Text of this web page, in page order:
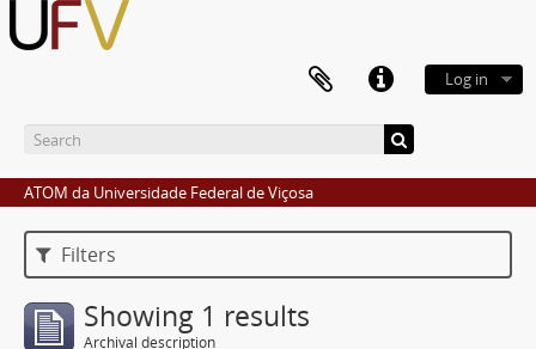
Log in
ATOM da Universidade Federal de Viçosa
Filters
Showing 1 results
Archival description